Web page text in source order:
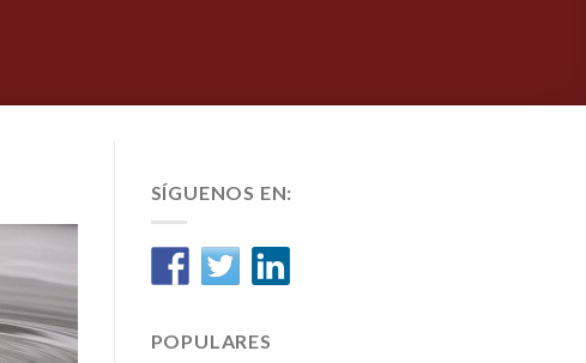
SÍGUENOS EN:
POPULARES